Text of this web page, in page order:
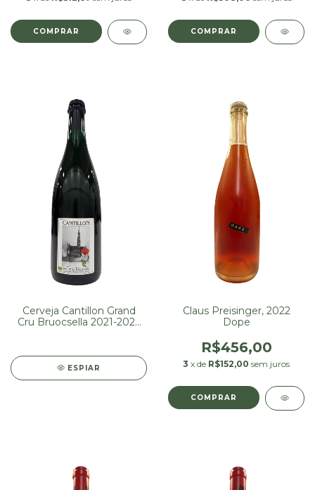
Cerveja Cantillon Grand
Cru Bruocsella 2021-2022
ESPIAR
Claus Preisinger, 2022
Dope
R$456,00
3 x de R$152,00 sem juros